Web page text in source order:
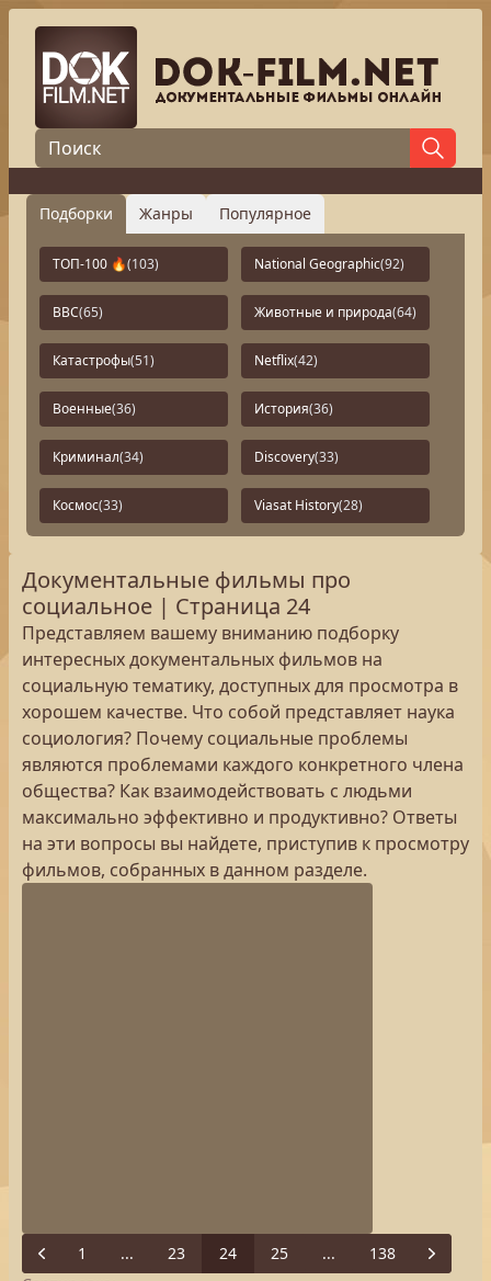
Подборки Жанры Популярное
ТОП-100 🔥(103) National Geographic(92)
BBC(65) Животные и природа(64)
Катастрофы(51) Netflix(42)
Военные(36) История(36)
Криминал(34) Discovery(33)
Космос(33) Viasat History(28)
Документальные фильмы про
социальное | Страница 24
Представляем вашему вниманию подборку
интересных документальных фильмов на
социальную тематику, доступных для просмотра в
хорошем качестве. Что собой представляет наука
социология? Почему социальные проблемы
являются проблемами каждого конкретного члена
общества? Как взаимодействовать с людьми
максимально эффективно и продуктивно? Ответы
на эти вопросы вы найдете, приступив к просмотру
фильмов, собранных в данном разделе.
Previous
1 ... 23 24 25 ... 138
Next